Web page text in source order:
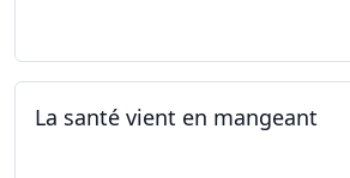
La santé vient en mangeant